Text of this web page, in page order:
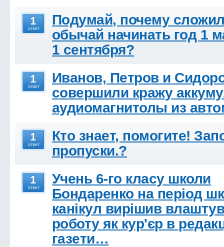
1
ответ
Подумай, почему
обычай начинать год 1
1 сентября?
1
ответ
Иванов, Петров и
совершили кражу
аудиомагнитолы из
1
ответ
Кто знает, помогите!
пропуски.?
1
ответ
Учень 6-го класу школи
Бондаренко на період
канікул вирішив
роботу як кур'єр в
газети…